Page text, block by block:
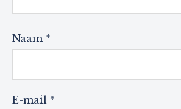
Naam *
E-mail *